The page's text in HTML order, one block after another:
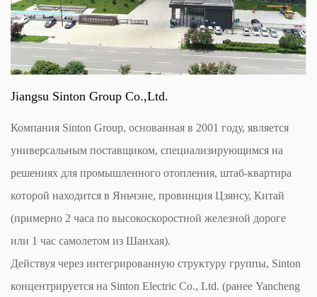
Jiangsu Sinton Group Co.,Ltd.
Компания Sinton Group, основанная в 2001 году, является
универсальным поставщиком, специализирующимся на
решениях для промышленного отопления, штаб-квартира
которой находится в Яньчэне, провинция Цзянсу, Китай
(примерно 2 часа по высокоскоростной железной дороге
или 1 час самолетом из Шанхая).
Действуя через интегрированную структуру группы, Sinton
концентрируется на Sinton Electric Co., Ltd. (ранее Yancheng